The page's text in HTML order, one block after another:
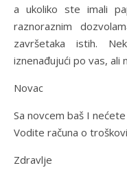
a ukoliko ste imali
raznoraznim
završetaka istih.
iznenađujući po vas, ali
Novac
Sa novcem baš I
Vodite računa o
Zdravlje